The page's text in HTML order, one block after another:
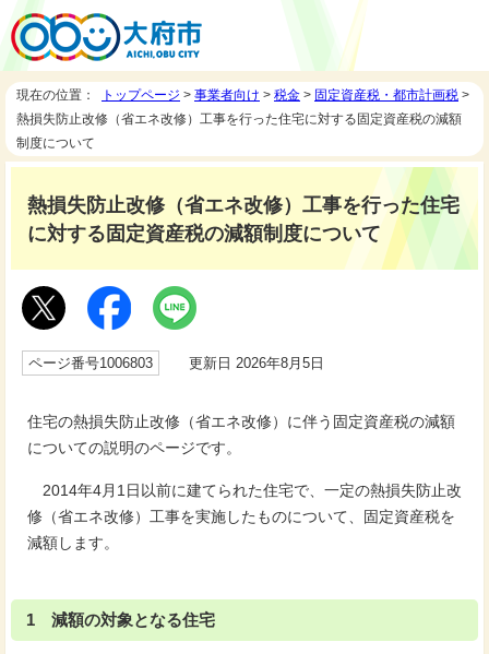
現在の位置： トップページ > 事業者向け > 税金 > 固定資産税・都市計画税 >
熱損失防止改修（省エネ改修）工事を行った住宅に対する固定資産税の減額
制度について
熱損失防止改修（省エネ改修）工事を行った住宅
に対する固定資産税の減額制度について
ページ番号1006803 更新日 2026年8月5日
住宅の熱損失防止改修（省エネ改修）に伴う固定資産税の減額
についての説明のページです。
2014年4月1日以前に建てられた住宅で、一定の熱損失防止改
修（省エネ改修）工事を実施したものについて、固定資産税を
減額します。
1 減額の対象となる住宅